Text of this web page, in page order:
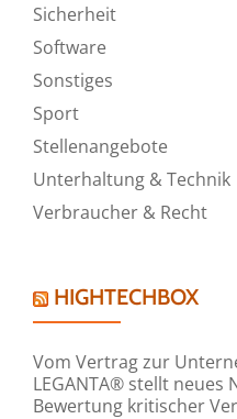
Sicherheit
Software
Sonstiges
Sport
Stellenangebote
Unterhaltung & Technik
Verbraucher & Recht
HIGHTECHBOX
Vom Vertrag zur
LEGANTA® stellt neues
Bewertung kritischer